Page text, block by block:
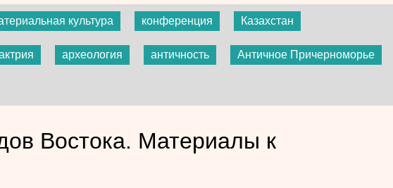
культура конференция Казахстан
археология античность Античное Причерноморье
Востока. Материалы к